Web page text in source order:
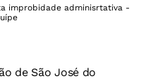
improbidade adminisrtativa -
de São José do